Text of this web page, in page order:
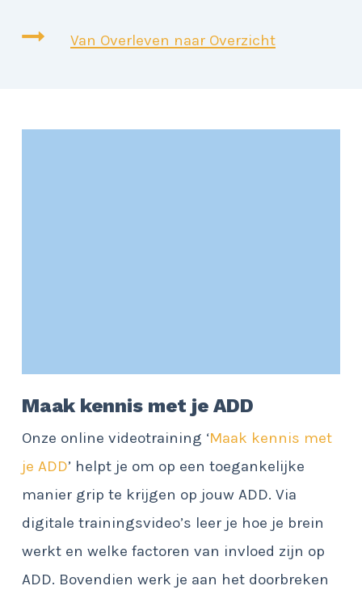
Van Overleven naar Overzicht
Maak kennis met je ADD
Onze online videotraining ‘Maak kennis met
je ADD’ helpt je om op een toegankelijke
manier grip te krijgen op jouw ADD. Via
digitale trainingsvideo’s leer je hoe je brein
werkt en welke factoren van invloed zijn op
ADD. Bovendien werk je aan het doorbreken